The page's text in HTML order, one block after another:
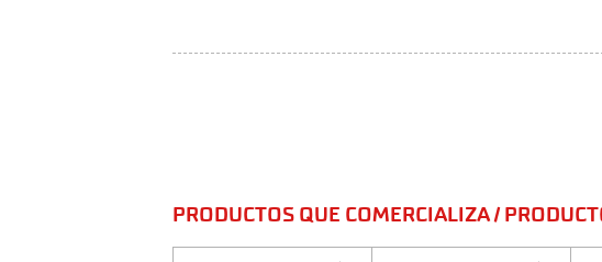
PRODUCTOS QUE COMERCIALIZA /